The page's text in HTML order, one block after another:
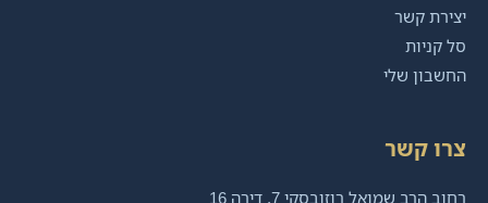
יצירת קשר
סל קניות
החשבון שלי
צרו קשר
רחוב הרב שמואל רוזובסקי 7, דירה 16